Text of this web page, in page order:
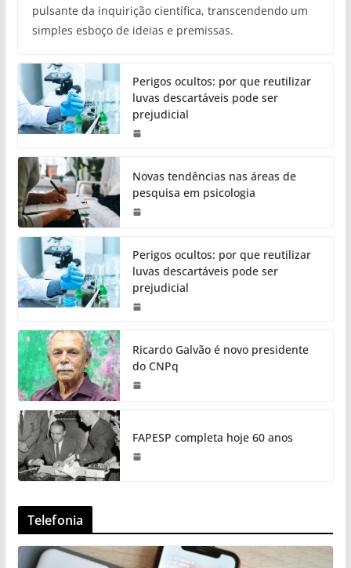
pulsante da inquirição científica, transcendendo um
simples esboço de ideias e premissas.
Perigos ocultos: por que reutilizar
luvas descartáveis pode ser
prejudicial
Novas tendências nas áreas de
pesquisa em psicologia
Perigos ocultos: por que reutilizar
luvas descartáveis pode ser
prejudicial
Ricardo Galvão é novo presidente
do CNPq
FAPESP completa hoje 60 anos
Telefonia